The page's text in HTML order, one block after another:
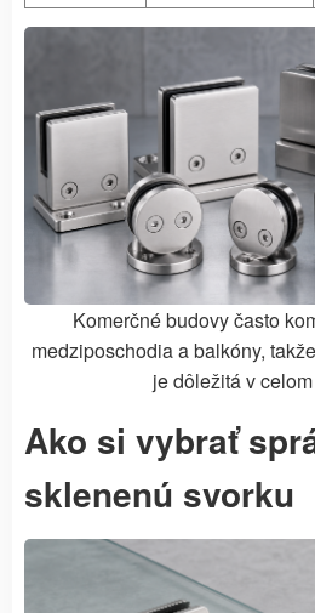
Komerčné budovy často
medziposchodia a balkóny,
je dôležitá v
Ako si vybrať
sklenenú svorku